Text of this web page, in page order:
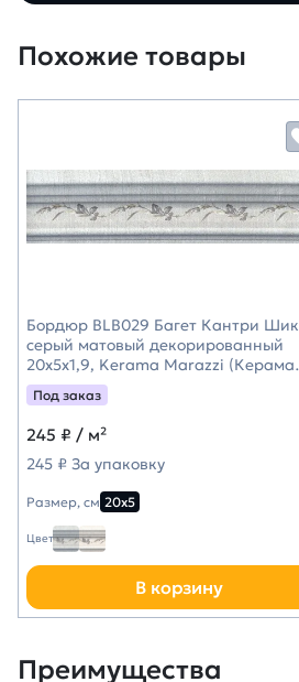
Похожие товары
Бордюр BLB029 Багет Кантри Шик
серый матовый декорированный
20x5x1,9, Kerama Marazzi (Керама
Марацци)
Под заказ
245 ₽ / м²
245 ₽ За упаковку
Размер, см 20х5
Цвет
В корзину
Преимущества